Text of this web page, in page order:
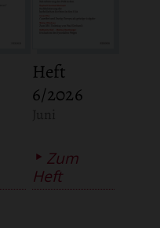
Heft
6/2026
Zum
Heft